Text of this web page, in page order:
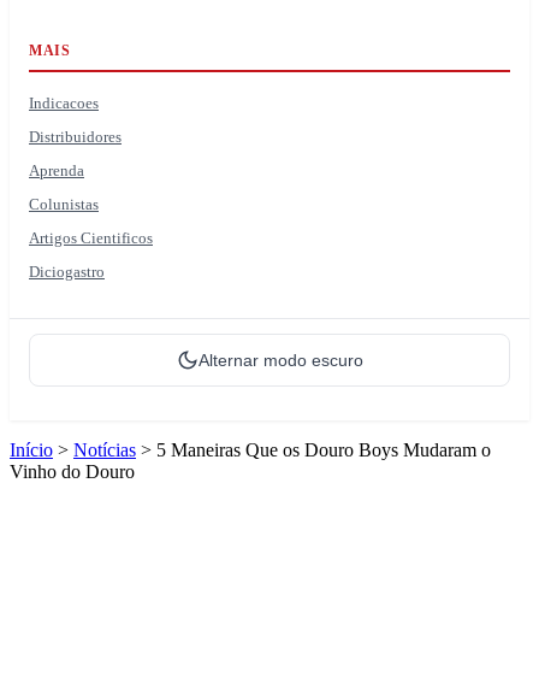
MAIS
Indicacoes
Distribuidores
Aprenda
Colunistas
Artigos Cientificos
Diciogastro
Alternar modo escuro
Início > Notícias > 5 Maneiras Que os Douro Boys Mudaram o
Vinho do Douro